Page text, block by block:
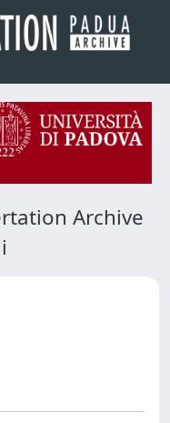
Archive